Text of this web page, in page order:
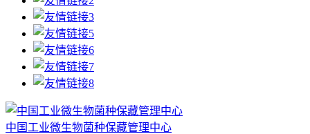
中国工业微生物菌种保藏管理中心